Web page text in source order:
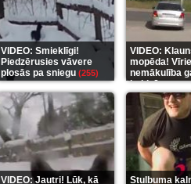
VIDEO: Smieklīgi!
Piedzērusies vāvere
plosās pa sniegu (255)
VIDEO:
mopēda!
nemākulība
beidzās ar
(289)
VIDEO: Jautri! Lūk, kā
Stulbuma